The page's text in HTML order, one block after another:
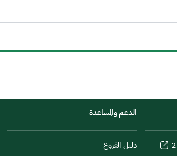
الدعم والمساعدة
دليل الفروع